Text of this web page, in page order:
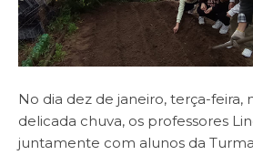
No dia dez de janeiro, terça-feira,
delicada chuva, os professores
juntamente com alunos da Turma